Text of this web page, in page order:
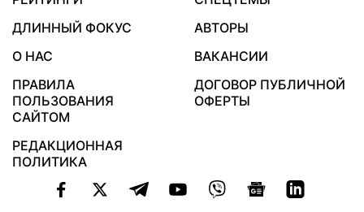
ДЛИННЫЙ ФОКУС
АВТОРЫ
О НАС
ВАКАНСИИ
ПРАВИЛА
ПОЛЬЗОВАНИЯ
САЙТОМ
ДОГОВОР ПУБЛИЧНОЙ
ОФЕРТЫ
РЕДАКЦИОННАЯ
ПОЛИТИКА